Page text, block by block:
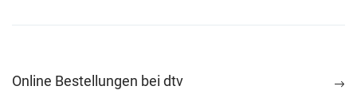
Online Bestellungen bei dtv